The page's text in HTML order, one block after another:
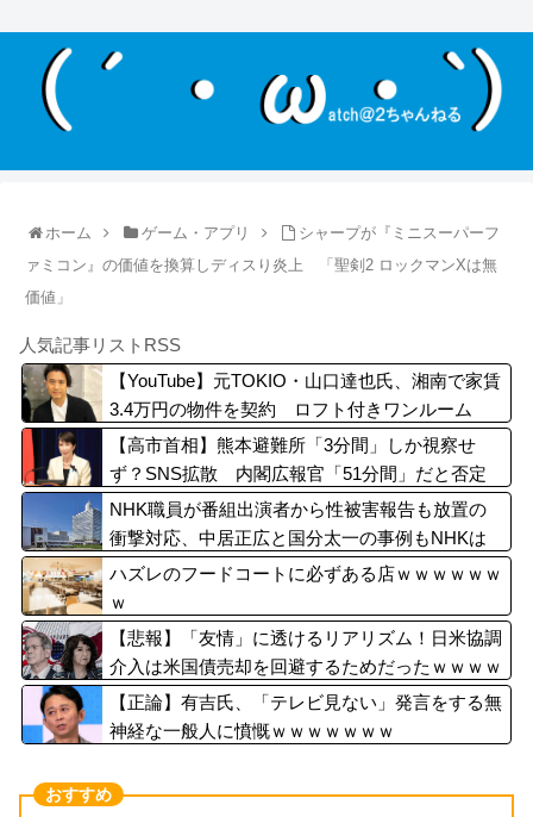
ホーム ゲーム・アプリ
シャープが『ミニスーパーフ
ァミコン』の価値を換算しディスり炎上 「聖剣2 ロックマンXは無
価値」
人気記事リストRSS
【YouTube】元TOKIO・山口達也氏、湘南で家賃
3.4万円の物件を契約 ロフト付きワンルーム
の“新拠点”を公開「十分」
【高市首相】熊本避難所「3分間」しか視察せ
ず？SNS拡散 内閣広報官「51分間」だと否定
NHK職員が番組出演者から性被害報告も放置の
衝撃対応、中居正広と国分太一の事例もNHKは
「加害者を守る」のか、指摘される“隠蔽体質”
ハズレのフードコートに必ずある店ｗｗｗｗｗｗ
ｗ
【悲報】「友情」に透けるリアリズム！日米協調
介入は米国債売却を回避するためだったｗｗｗｗ
ｗｗｗ
【正論】有吉氏、「テレビ見ない」発言をする無
神経な一般人に憤慨ｗｗｗｗｗｗｗ